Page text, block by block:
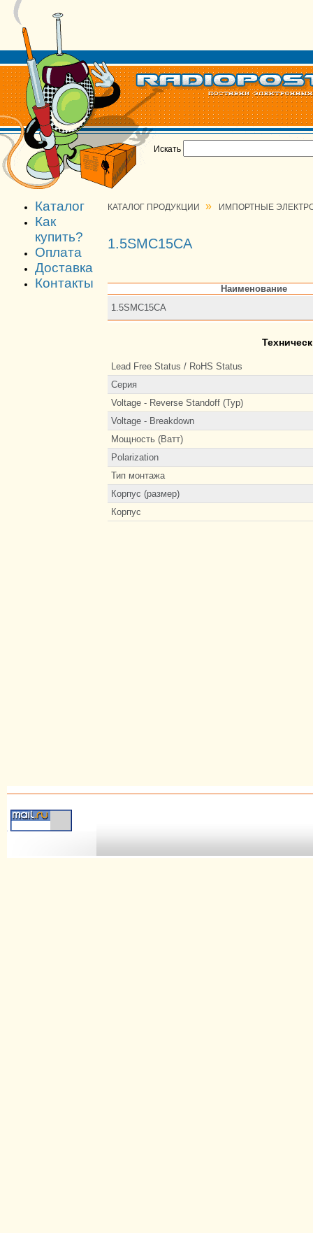
Искать
Каталог
Как
купить?
Оплата
Доставка
Контакты
КАТАЛОГ ПРОДУКЦИИ » ИМПОРТНЫЕ
1.5SMC15CA
Наименование
1.5SMC15CA
Lead Free Status / RoHS Status
Серия
Voltage - Reverse Standoff (Typ)
Voltage - Breakdown
Мощность (Ватт)
Polarization
Тип монтажа
Корпус (размер)
Корпус